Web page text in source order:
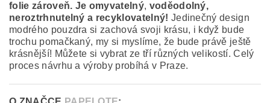
folie zároveň. Je omyvatelný, voděodolný,
neroztrhnutelný a recyklovatelný! Jedinečný design
modrého pouzdra si zachová svoji krásu, i když bude
trochu pomačkaný, my si myslíme, že bude právě ještě
krásnější! Můžete si vybrat ze tří různých velikostí. Celý
proces návrhu a výroby probíhá v Praze.